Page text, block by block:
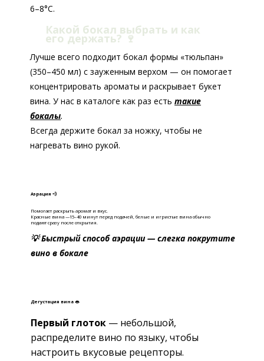
Аэрация 💨
Помогает раскрыть аромат и вкус.
Красные вина —15–40 минут перед подачей, белые и игристые вина обычно
подают сразу после открытия.
💡 Быстрый способ аэрации — слегка покрутите
вино в бокале
Дегустация вина 👄
Первый глоток— небольшой,
распределите вино по языку, чтобы
настроить вкусовые рецепторы.
6–8°C.
Какой бокал выбрать и как
его держать?🍷
Лучше всего подходит бокал формы «тюльпан»
(350–450 мл) с зауженным верхом — он помогает
концентрировать ароматы и раскрывает букет
вина. У нас в каталоге как раз естьтакие
бокалы.
Всегда держите бокал за ножку, чтобы не
нагревать вино рукой.